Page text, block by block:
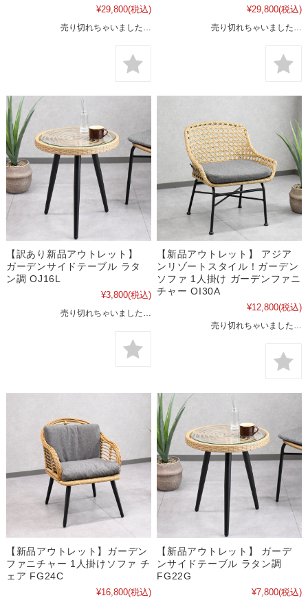
¥29,800(税込)
売り切れちゃいました…
¥29,800(税込)
売り切れちゃいました…
【訳あり新品アウトレット】
ガーデンサイドテーブル ラタ
ン調 OJ16L
¥3,800(税込)
売り切れちゃいました…
【新品アウトレット】 アジア
ンリゾートスタイル！ガーデン
ソファ 1人掛け ガーデンファニ
チャー OI30A
¥12,800(税込)
売り切れちゃいました…
【新品アウトレット】ガーデン
ファニチャー 1人掛けソファ チ
ェア FG24C
¥16,800(税込)
【新品アウトレット】 ガーデ
ンサイドテーブル ラタン調
FG22G
¥7,800(税込)